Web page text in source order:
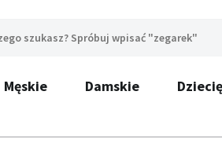
Męskie Damskie